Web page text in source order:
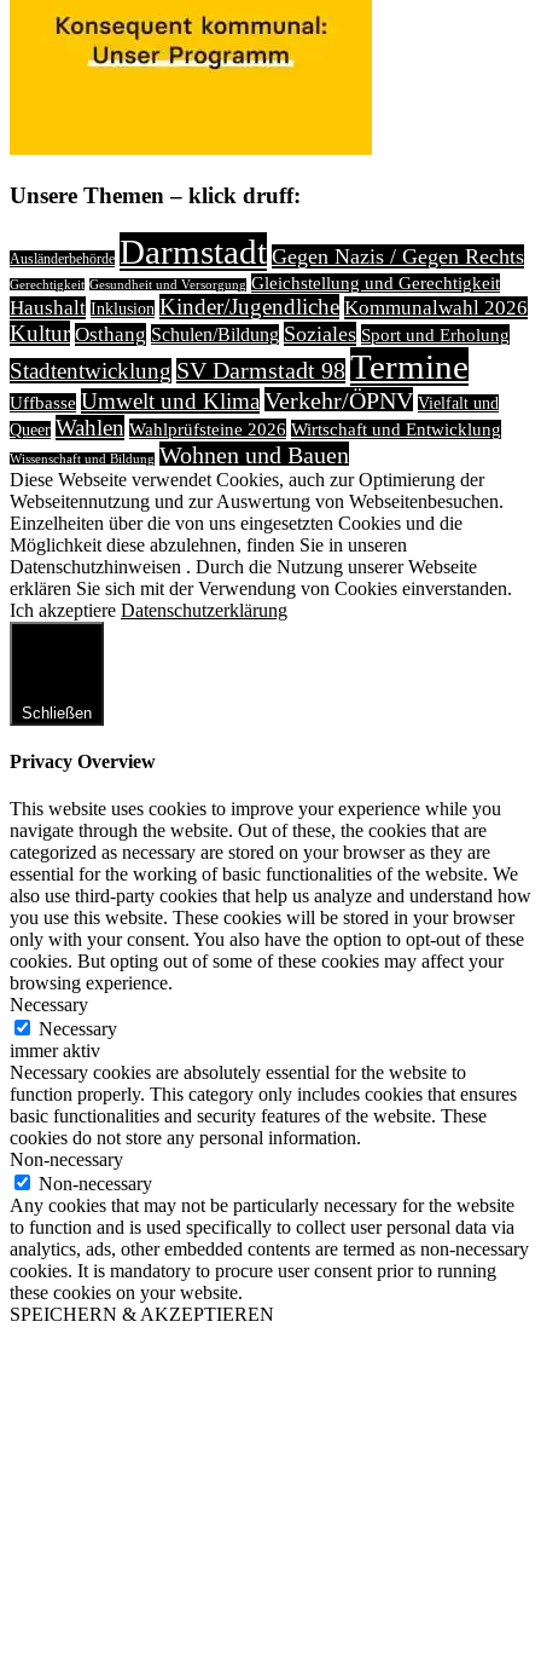
Unsere Themen – klick druff:
Ausländerbehörde Darmstadt Gegen Nazis / Gegen Rechts
Gerechtigkeit Gesundheit und Versorgung Gleichstellung und Gerechtigkeit
Haushalt Inklusion Kinder/Jugendliche Kommunalwahl 2026
Kultur Osthang Schulen/Bildung Soziales Sport und Erholung
Stadtentwicklung SV Darmstadt 98Termine
Uffbasse Umwelt und KlimaVerkehr/ÖPNV Vielfalt und
Queer Wahlen Wahlprüfsteine 2026 Wirtschaft und Entwicklung
Wissenschaft und Bildung Wohnen und Bauen
Diese Webseite verwendet Cookies, auch zur Optimierung der
Webseitennutzung und zur Auswertung von Webseitenbesuchen.
Einzelheiten über die von uns eingesetzten Cookies und die
Möglichkeit diese abzulehnen, finden Sie in unseren
Datenschutzhinweisen . Durch die Nutzung unserer Webseite
erklären Sie sich mit der Verwendung von Cookies einverstanden.
Ich akzeptiere Datenschutzerklärung
Schließen
Privacy Overview
This website uses cookies to improve your experience while you
navigate through the website. Out of these, the cookies that are
categorized as necessary are stored on your browser as they are
essential for the working of basic functionalities of the website. We
also use third-party cookies that help us analyze and understand how
you use this website. These cookies will be stored in your browser
only with your consent. You also have the option to opt-out of these
cookies. But opting out of some of these cookies may affect your
browsing experience.
Necessary
Necessary
immer aktiv
Necessary cookies are absolutely essential for the website to
function properly. This category only includes cookies that ensures
basic functionalities and security features of the website. These
cookies do not store any personal information.
Non-necessary
Non-necessary
Any cookies that may not be particularly necessary for the website
to function and is used specifically to collect user personal data via
analytics, ads, other embedded contents are termed as non-necessary
cookies. It is mandatory to procure user consent prior to running
these cookies on your website.
SPEICHERN & AKZEPTIEREN